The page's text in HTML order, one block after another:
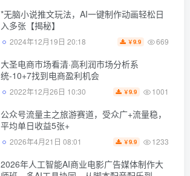
*无脑小说推文玩法，AI一键制作动画轻松日
入多张【揭秘】
2024年12月19日 20:18 ￥9.9 669
大圣电商市场看清·高利润市场分析系
统-10+7找到电商盈利机会
2022年12月26日 10:30 ￥9.9 1001
公众号流量主之旅游赛道，受众广+流量稳，
平均单日收益5张+
2026年4月21日 08:01 ￥9.9 1233
2026年人工智能AI商业电影广告媒体制作大